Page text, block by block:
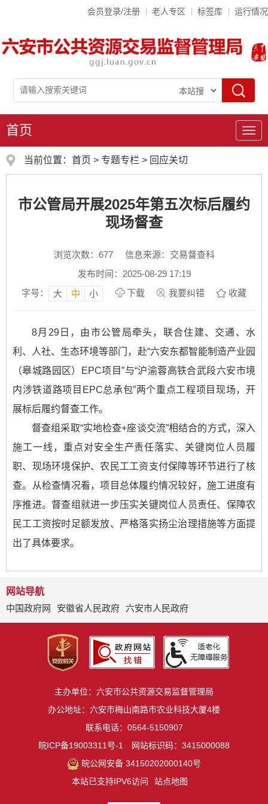
会员登录/注册 老人专区 标签库 运行情况
导
首页
当前位置： 首页 > 专题专栏 > 回应关切
市公管局开展2025年第五次标后履约
现场督查
浏览次数： 677
信息来源：交易督查科
发布时间：2025-08-29 17:19
字号：
大 中 小 下载 我要纠错 收藏
8月29日，由市公管局牵头，联合住建、交通、水
利、人社、生态环境等部门，赴“六安东都智能制造产业园
（皋城路园区）EPC项目”与“沪渝蓉高铁合武段六安市境
内涉铁道路项目EPC总承包”两个重点工程项目现场，开
展标后履约督查工作。
督查组采取“实地检查+座谈交流”相结合的方式，深入
施工一线，重点对安全生产责任落实、关键岗位人员履
职、现场环境保护、农民工工资支付保障等环节进行了核
查。从检查情况看，项目总体履约情况较好，施工进度有
序推进。督查组就进一步压实关键岗位人员责任、保障农
民工工资按时足额发放、严格落实扬尘治理措施等方面提
出了具体要求。
网站导航
中国政府网
安徽省人民政府 六安市人民政府
主办单位：六安市公共资源交易监督管理局
办公地址：六安市梅山南路市农业科技大厦4楼
联系电话：0564-5150907
皖ICP备19003311号-1
网站标识码：3415000088
皖公网安备 34150202000140号
本站已支持IPV6访问
站点地图